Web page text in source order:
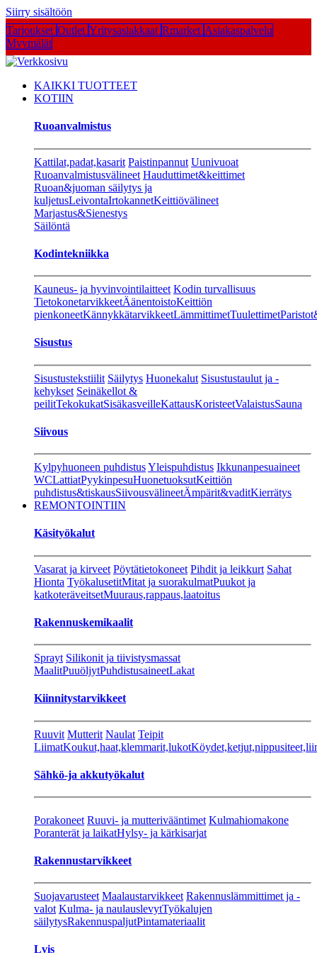
Siirry sisältöön
Tarjoukset Outlet Yritysasiakkaat Rmarket Asiakaspalvelu
Myymälät
KAIKKI TUOTTEET
KOTIIN
Ruoanvalmistus
Kattilat,padat,kasarit Paistinpannut Uunivuoat
Ruoanvalmistusvälineet Hauduttimet&keittimet
Ruoan&juoman säilytys ja
kuljetusLeivontaIrtokannetKeittiövälineet
Marjastus&Sienestys
Säilöntä
Kodintekniikka
Kauneus- ja hyvinvointilaitteet Kodin turvallisuus
TietokonetarvikkeetÄänentoistoKeittiön
pienkoneetKännykkätarvikkeetLämmittimetTuulettimet
Sisustus
Sisustustekstiilit Säilytys Huonekalut Sisustustaulut ja -
kehykset Seinäkellot &
peilitTekokukatSisäkasveilleKattausKoristeetValaistusSauna
Siivous
Kylpyhuoneen puhdistusYleispuhdistus Ikkunanpesuaineet
WCLattiatPyykinpesuHuonetuoksutKeittiön
puhdistus&tiskausSiivousvälineetÄmpärit&vaditKierrätys
REMONTOINTIIN
Käsityökalut
Vasarat ja kirveet Pöytätietokoneet Pihdit ja leikkurt Sahat
Hionta TyökalusetitMitat ja suorakulmatPuukot ja
katkoteräveitsetMuuraus,rappaus,laatoitus
Rakennuskemikaalit
Sprayt Silikonit ja tiivistysmassat
MaalitPuuöljytPuhdistusaineetLakat
Kiinnitystarvikkeet
Ruuvit Mutterit Naulat Teipit
LiimatKoukut,haat,klemmarit,lukot
Sähkö-ja akkutyökalut
Porakoneet Ruuvi- ja mutterivääntimet Kulmahiomakone
Poranterät ja laikatHylsy- ja kärkisarjat
Rakennustarvikkeet
Suojavarusteet Maalaustarvikkeet Rakennuslämmittimet ja -
valot Kulma- ja naulauslevytTyökalujen
säilytysRakennuspaljutPintamateriaalit
Lvis